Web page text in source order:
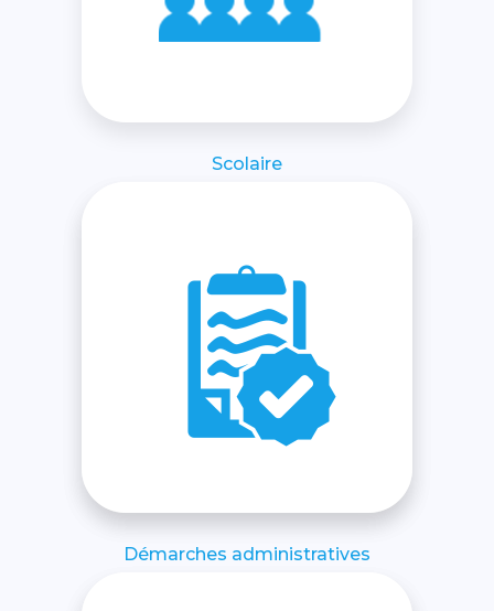
Scolaire
Démarches administratives